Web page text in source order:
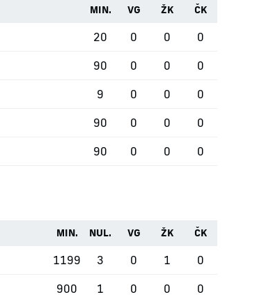
MIN. VG ŽK ČK
20 0 0 0
90 0 0 0
9 0 0 0
90 0 0 0
90 0 0 0
MIN. NUL. VG ŽK ČK
1199 3 0 1 0
900 1 0 0 0